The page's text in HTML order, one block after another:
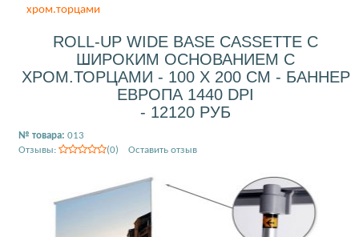
хром.торцами
ROLL-UP WIDE BASE CASSETTE С
ШИРОКИМ ОСНОВАНИЕМ С
ХРОМ.ТОРЦАМИ - 100 X 200 СМ - БАННЕР
ЕВРОПА 1440 DPI
- 12120 РУБ
№ товара: 013
Отзывы:
(0) Оставить отзыв